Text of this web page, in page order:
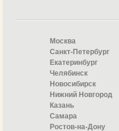
Москва
Санкт-Петербург
Екатеринбург
Челябинск
Новосибирск
Нижний Новгород
Казань
Самара
Ростов-на-Дону